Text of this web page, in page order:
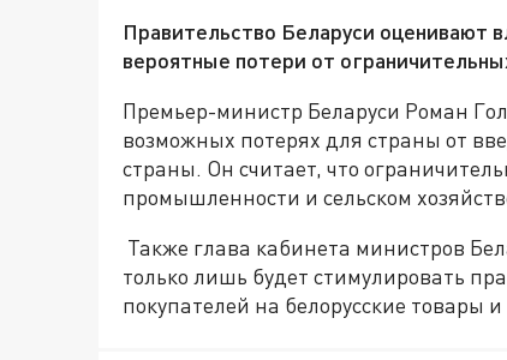
Правительство Беларуси оценивают
вероятные потери от
Премьер-министр Беларуси Роман
возможных потерях для страны от
страны. Он считает, что
промышленности и сельском
Также глава кабинета министров
только лишь будет стимулировать
покупателей на белорусские товары